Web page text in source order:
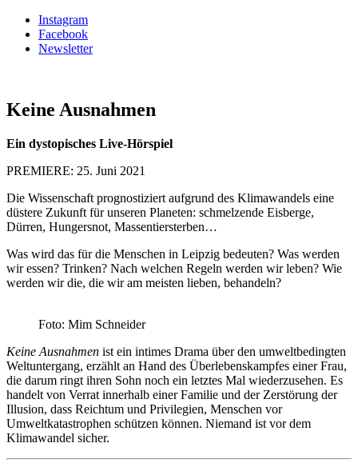
Instagram
Facebook
Newsletter
Keine Ausnahmen
Ein dystopisches Live-Hörspiel
PREMIERE: 25. Juni 2021
Die Wissenschaft prognostiziert aufgrund des Klimawandels eine
düstere Zukunft für unseren Planeten: schmelzende Eisberge,
Dürren, Hungersnot, Massentiersterben…
Was wird das für die Menschen in Leipzig bedeuten? Was werden
wir essen? Trinken? Nach welchen Regeln werden wir leben? Wie
werden wir die, die wir am meisten lieben, behandeln?
Foto: Mim Schneider
Keine Ausnahmen ist ein intimes Drama über den umweltbedingten
Weltuntergang, erzählt an Hand des Überlebenskampfes einer Frau,
die darum ringt ihren Sohn noch ein letztes Mal wiederzusehen. Es
handelt von Verrat innerhalb einer Familie und der Zerstörung der
Illusion, dass Reichtum und Privilegien, Menschen vor
Umweltkatastrophen schützen können. Niemand ist vor dem
Klimawandel sicher.